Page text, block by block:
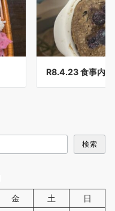
R8.4.23 食事内
検索
金 土
日